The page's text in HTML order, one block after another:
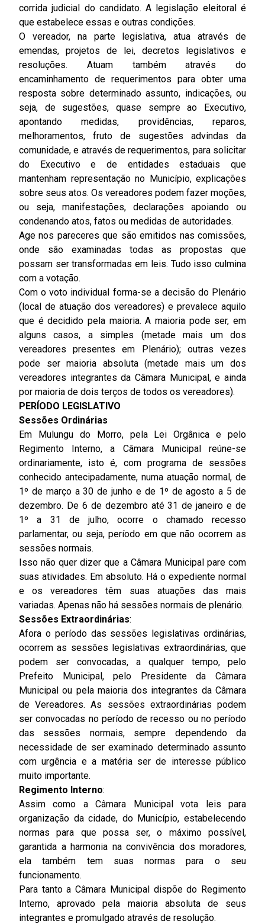
corrida judicial do candidato. A legislação eleitoral é
que estabelece essas e outras condições.
O vereador, na parte legislativa, atua através de
emendas, projetos de lei, decretos legislativos e
resoluções. Atuam também através do
encaminhamento de requerimentos para obter uma
resposta sobre determinado assunto, indicações, ou
seja, de sugestões, quase sempre ao Executivo,
apontando medidas, providências, reparos,
melhoramentos, fruto de sugestões advindas da
comunidade, e através de requerimentos, para solicitar
do Executivo e de entidades estaduais que
mantenham representação no Município, explicações
sobre seus atos. Os vereadores podem fazer moções,
ou seja, manifestações, declarações apoiando ou
condenando atos, fatos ou medidas de autoridades.
Age nos pareceres que são emitidos nas comissões,
onde são examinadas todas as propostas que
possam ser transformadas em leis. Tudo isso culmina
com a votação.
Com o voto individual forma-se a decisão do Plenário
(local de atuação dos vereadores) e prevalece aquilo
que é decidido pela maioria. A maioria pode ser, em
alguns casos, a simples (metade mais um dos
vereadores presentes em Plenário); outras vezes
pode ser maioria absoluta (metade mais um dos
vereadores integrantes da Câmara Municipal, e ainda
por maioria de dois terços de todos os vereadores).
PERÍODO LEGISLATIVO
Sessões Ordinárias
Em Mulungu do Morro, pela Lei Orgânica e pelo
Regimento Interno, a Câmara Municipal reúne-se
ordinariamente, isto é, com programa de sessões
conhecido antecipadamente, numa atuação normal, de
1º de março a 30 de junho e de 1º de agosto a 5 de
dezembro. De 6 de dezembro até 31 de janeiro e de
1º a 31 de julho, ocorre o chamado recesso
parlamentar, ou seja, período em que não ocorrem as
sessões normais.
Isso não quer dizer que a Câmara Municipal pare com
suas atividades. Em absoluto. Há o expediente normal
e os vereadores têm suas atuações das mais
variadas. Apenas não há sessões normais de plenário.
Sessões Extraordinárias:
Afora o período das sessões legislativas ordinárias,
ocorrem as sessões legislativas extraordinárias, que
podem ser convocadas, a qualquer tempo, pelo
Prefeito Municipal, pelo Presidente da Câmara
Municipal ou pela maioria dos integrantes da Câmara
de Vereadores. As sessões extraordinárias podem
ser convocadas no período de recesso ou no período
das sessões normais, sempre dependendo da
necessidade de ser examinado determinado assunto
com urgência e a matéria ser de interesse público
muito importante.
Regimento Interno:
Assim como a Câmara Municipal vota leis para
organização da cidade, do Município, estabelecendo
normas para que possa ser, o máximo possível,
garantida a harmonia na convivência dos moradores,
ela também tem suas normas para o seu
funcionamento.
Para tanto a Câmara Municipal dispõe do Regimento
Interno, aprovado pela maioria absoluta de seus
integrantes e promulgado através de resolução.